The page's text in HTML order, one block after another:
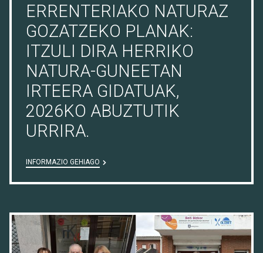
ERRENTERIAKO NATURAZ
GOZATZEKO PLANAK:
ITZULI DIRA HERRIKO
NATURA-GUNEETAN
IRTEERA GIDATUAK,
2026KO ABUZTUTIK
URRIRA.
INFORMAZIO GEHIAGO
09/07/26